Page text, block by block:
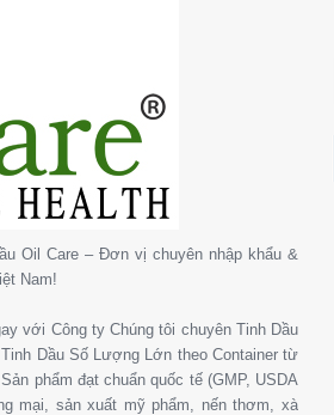
Oil Care – Đơn vị chuyên nhập khẩu &
Nam!
với Công ty Chúng tôi chuyên Tinh Dầu
Dầu Số Lượng Lớn theo Container từ
phẩm đạt chuẩn quốc tế (GMP, USDA
mại, sản xuất mỹ phẩm, nến thơm, xà